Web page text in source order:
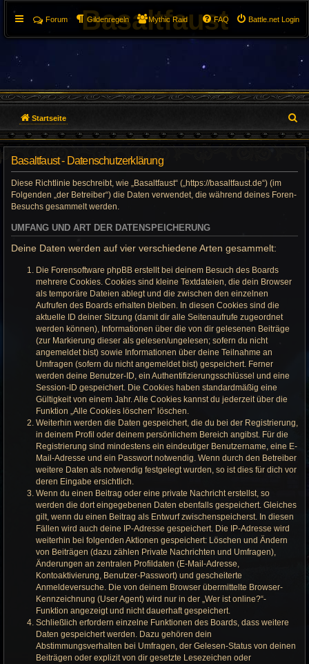
Basaltfaust Battle.net Login
FAQ
Forum Gildenregeln Mythic Raid
Startseite
u
Basaltfaust - Datenschutzerklärung
Diese Richtlinie beschreibt, wie „Basaltfaust“ („https://basaltfaust.de“) (im
Folgenden „der Betreiber“) die Daten verwendet, die während deines Foren-
Besuchs gesammelt werden.
UMFANG UND ART DER DATENSPEICHERUNG
Deine Daten werden auf vier verschiedene Arten gesammelt:
Die Forensoftware phpBB erstellt bei deinem Besuch des Boards
mehrere Cookies. Cookies sind kleine Textdateien, die dein Browser
als temporäre Dateien ablegt und die zwischen den einzelnen
Aufrufen des Boards erhalten bleiben. In diesen Cookies sind die
aktuelle ID deiner Sitzung (damit dir alle Seitenaufrufe zugeordnet
werden können), Informationen über die von dir gelesenen Beiträge
(zur Markierung dieser als gelesen/ungelesen; sofern du nicht
angemeldet bist) sowie Informationen über deine Teilnahme an
Umfragen (sofern du nicht angemeldet bist) gespeichert. Ferner
werden deine Benutzer-ID, ein Authentifizierungsschlüssel und eine
Session-ID gespeichert. Die Cookies haben standardmäßig eine
Gültigkeit von einem Jahr. Alle Cookies kannst du jederzeit über die
Funktion „Alle Cookies löschen“ löschen.
Weiterhin werden die Daten gespeichert, die du bei der Registrierung,
in deinem Profil oder deinem persönlichem Bereich angibst. Für die
Registrierung sind mindestens ein eindeutiger Benutzername, eine E-
Mail-Adresse und ein Passwort notwendig. Wenn durch den Betreiber
weitere Daten als notwendig festgelegt wurden, so ist dies für dich vor
deren Eingabe ersichtlich.
Wenn du einen Beitrag oder eine private Nachricht erstellst, so
werden die dort eingegebenen Daten ebenfalls gespeichert. Gleiches
gilt, wenn du einen Beitrag als Entwurf zwischenspeicherst. In diesen
Fällen wird auch deine IP-Adresse gespeichert. Die IP-Adresse wird
weiterhin bei folgenden Aktionen gespeichert: Löschen und Ändern
von Beiträgen (dazu zählen Private Nachrichten und Umfragen),
Änderungen an zentralen Profildaten (E-Mail-Adresse,
Kontoaktivierung, Benutzer-Passwort) und gescheiterte
Anmeldeversuche. Die von deinem Browser übermittelte Browser-
Kennzeichnung (User Agent) wird nur in der „Wer ist online?“-
Funktion angezeigt und nicht dauerhaft gespeichert.
Schließlich erfordern einzelne Funktionen des Boards, dass weitere
Daten gespeichert werden. Dazu gehören dein
Abstimmungsverhalten bei Umfragen, der Gelesen-Status von deinen
Beiträgen oder explizit von dir gesetzte Lesezeichen oder